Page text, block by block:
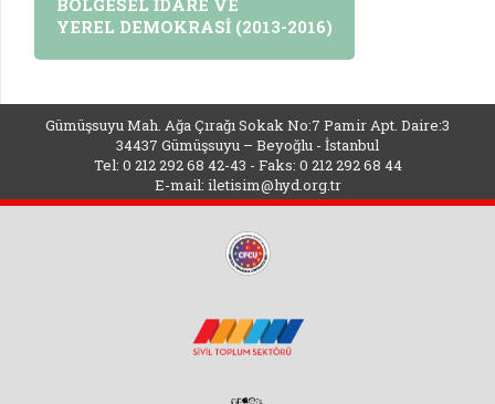
BÖLGESEL İDARE VE
YEREL DEMOKRASİ (2013-2016)
Gümüşsuyu Mah. Ağa Çırağı Sokak No:7 Pamir Apt. Daire:3
34437 Gümüşsuyu – Beyoğlu - İstanbul
Tel: 0 212 292 68 42-43 - Faks: 0 212 292 68 44
E-mail: iletisim@hyd.org.tr